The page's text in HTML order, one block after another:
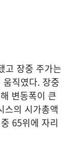
고 장중 주가는
직였다. 장중
변동폭이 큰
스의 시가총액
65위에 자리